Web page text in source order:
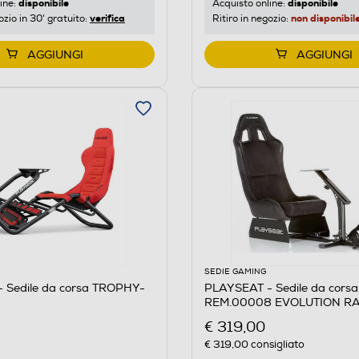
disponibile
in 30' gratuito: verifica
AGGIUNGI
Acquisto online: disponibile
Ritiro in negozio: non
AGGIUNGI
Sedile da corsa TROPHY-
SEDIE GAMING
PLAYSEAT - Sedile da corsa
REM.00008 EVOLUTION
€ 319,00
€ 319,00consigliato